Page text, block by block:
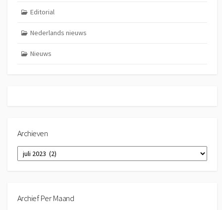
Editorial
Nederlands nieuws
Nieuws
Archieven
Archieven
Archief Per Maand